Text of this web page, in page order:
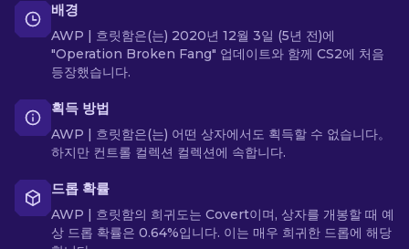
배경
AWP | 흐릿함은(는) 2020년 12월 3일 (5년 전)에
"Operation Broken Fang" 업데이트와 함께 CS2에 처음
등장했습니다.
획득 방법
AWP | 흐릿함은(는) 어떤 상자에서도 획득할 수 없습니다。
하지만 컨트롤 컬렉션 컬렉션에 속합니다.
드롭 확률
AWP | 흐릿함의 희귀도는 Covert이며, 상자를 개봉할 때 예
상 드롭 확률은 0.64%입니다. 이는 매우 희귀한 드롭에 해당